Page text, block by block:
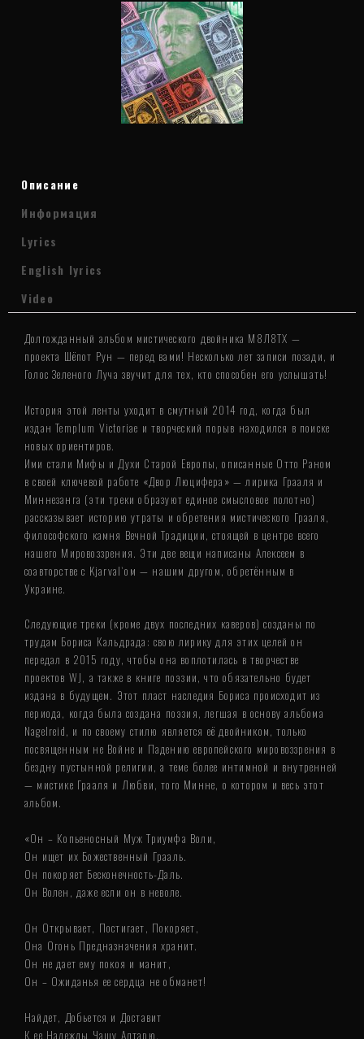
Описание
Информация
Lyrics
English lyrics
Video
Долгожданный альбом мистического двойника М8Л8ТХ —
проекта Шёпот Рун — перед вами! Несколько лет записи позади, и
Голос Зеленого Луча звучит для тех, кто способен его услышать!
История этой ленты уходит в смутный 2014 год, когда был
издан Templum Victoriae и творческий порыв находился в поиске
новых ориентиров.
Ими стали Мифы и Духи Старой Европы, описанные Отто Раном
в своей ключевой работе «Двор Люцифера» — лирика Грааля и
Миннезанга (эти треки образуют единое смысловое полотно)
рассказывает историю утраты и обретения мистического Грааля,
философского камня Вечной Традиции, стоящей в центре всего
нашего Мировоззрения. Эти две вещи написаны Алексеем в
соавторстве с Kjarval`ом — нашим другом, обретённым в
Украине.
Следующие треки (кроме двух последних каверов) созданы по
трудам Бориса Кальдрада: свою лирику для этих целей он
передал в 2015 году, чтобы она воплотилась в творчестве
проектов WJ, а также в книге поэзии, что обязательно будет
издана в будущем. Этот пласт наследия Бориса происходит из
периода, когда была создана поэзия, легшая в основу альбома
Nagelreid, и по своему стилю является её двойником, только
посвященным не Войне и Падению европейского мировоззрения в
бездну пустынной религии, а теме более интимной и внутренней
— мистике Грааля и Любви, того Минне, о котором и весь этот
альбом.
«Он – Копьеносный Муж Триумфа Воли,
Он ищет их Божественный Грааль.
Он покоряет Бесконечность-Даль.
Он Волен, даже если он в неволе.
Он Открывает, Постигает, Покоряет,
Она Огонь Предназначения хранит.
Он не дает ему покоя и манит,
Он – Ожиданья ее сердца не обманет!
Найдет, Добьется и Доставит
К ее Надежды Чашу Алтарю.